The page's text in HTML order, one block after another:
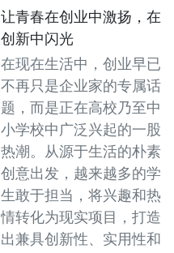
让青春在创业中激扬，在
创新中闪光
在现在生活中，创业早已
不再只是企业家的专属话
题，而是正在高校乃至中
小学校中广泛兴起的一股
热潮。从源于生活的朴素
创意出发，越来越多的学
生敢于担当，将兴趣和热
情转化为现实项目，打造
出兼具创新性、实用性和